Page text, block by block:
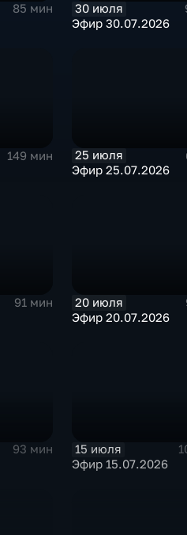
85 мин
30 июля
Эфир 30.07.2026
149 мин
25 июля
Эфир 25.07.2026
91 мин
20 июля
Эфир 20.07.2026
93 мин
15 июля
Эфир 15.07.2026